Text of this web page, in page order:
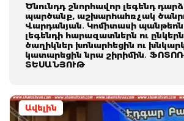
Ծնունդդ շնորհավոր լեգենդ
պարծանք, աշխարhահռչակ
Վարդանյան․ Կոմիտասի
լեգենդի հարազատներն ու
ծաղիկներ խոնարհեցին ու
կատարեցին նրա շիրիմին․
ՏԵՍԱՆՅՈՒԹ
Ավելին